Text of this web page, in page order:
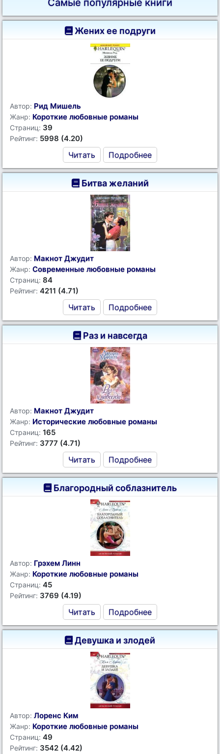
Самые популярные книги
Жених ее подруги
Автор: Рид Мишель
Жанр: Короткие любовные романы
Страниц: 39
Рейтинг: 5998 (4.20)
Читать Подробнее
Битва желаний
Автор: Макнот Джудит
Жанр: Современные любовные романы
Страниц: 84
Рейтинг: 4211 (4.71)
Читать Подробнее
Раз и навсегда
Автор: Макнот Джудит
Жанр: Исторические любовные романы
Страниц: 165
Рейтинг: 3777 (4.71)
Читать Подробнее
Благородный соблазнитель
Автор: Грэхем Линн
Жанр: Короткие любовные романы
Страниц: 45
Рейтинг: 3769 (4.19)
Читать Подробнее
Девушка и злодей
Автор: Лоренс Ким
Жанр: Короткие любовные романы
Страниц: 49
Рейтинг: 3542 (4.42)